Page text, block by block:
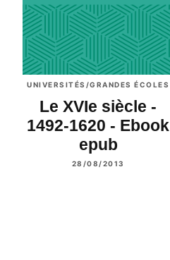
UNIVERSITÉS/GRANDES ÉCOLES
Le XVIe siècle -
1492-1620 - Ebook
epub
28/08/2013